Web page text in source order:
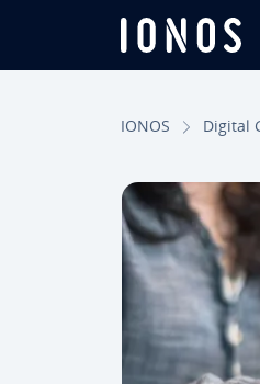
IONOS Digital